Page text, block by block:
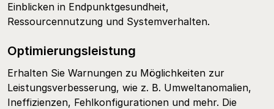
Einblicken in Endpunktgesundheit,
Ressourcennutzung und Systemverhalten.
Optimierungsleistung
Erhalten Sie Warnungen zu Möglichkeiten zur
Leistungsverbesserung, wie z. B. Umweltanomalien,
Ineffizienzen, Fehlkonfigurationen und mehr. Die